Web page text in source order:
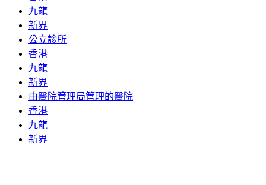
九龍
新界
公立診所
香港
九龍
新界
由醫院管理局管理的醫院
香港
九龍
新界